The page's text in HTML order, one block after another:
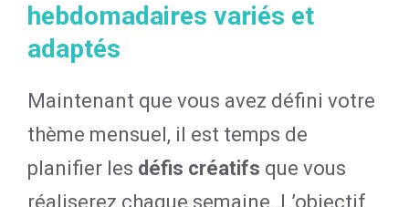
hebdomadaires variés et
adaptés
Maintenant que vous avez défini votre
thème mensuel, il est temps de
planifier les défis créatifs que vous
réaliserez chaque semaine. L’objectif